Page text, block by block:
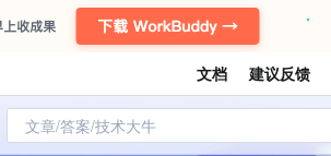
文档 建议反馈
文章/答案/技术大牛